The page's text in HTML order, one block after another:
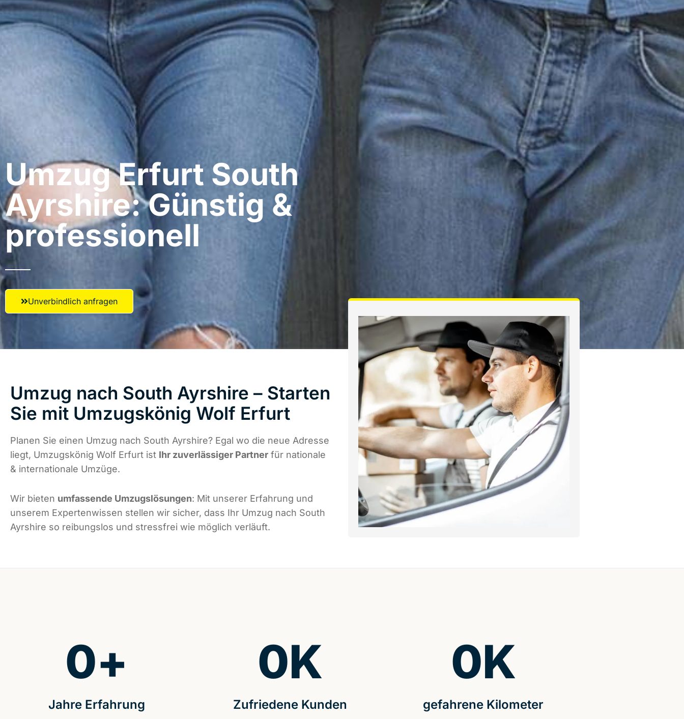
Umzug Erfurt​ South
Ayrshire: Günstig &
professionell​
Unverbindlich anfragen
Umzug nach South Ayrshire – Starten
Sie mit Umzugskönig Wolf Erfurt
Planen Sie einen Umzug nach South Ayrshire? Egal wo die neue Adresse
liegt, Umzugskönig Wolf Erfurt ist Ihr zuverlässiger Partner für nationale
& internationale Umzüge.
Wir bieten umfassende Umzugslösungen: Mit unserer Erfahrung und
unserem Expertenwissen stellen wir sicher, dass Ihr Umzug nach South
Ayrshire so reibungslos und stressfrei wie möglich verläuft.
Jahre Erfahrung
0+
Zufriedene Kunden
0K
gefahrene Kilometer
0K